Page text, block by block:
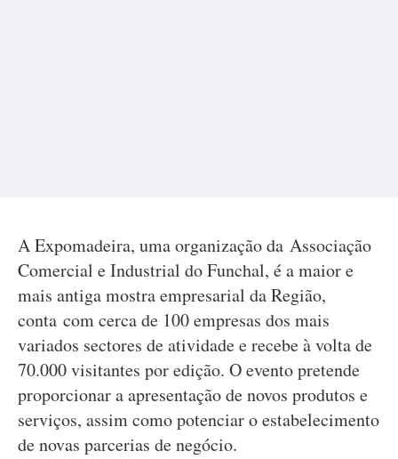
A Expomadeira, uma organização da Associação
Comercial e Industrial do Funchal, é a maior e
mais antiga mostra empresarial da Região,
conta com cerca de 100 empresas dos mais
variados sectores de atividade e recebe à volta de
70.000 visitantes por edição. O evento pretende
proporcionar a apresentação de novos produtos e
serviços, assim como potenciar o estabelecimento
de novas parcerias de negócio.